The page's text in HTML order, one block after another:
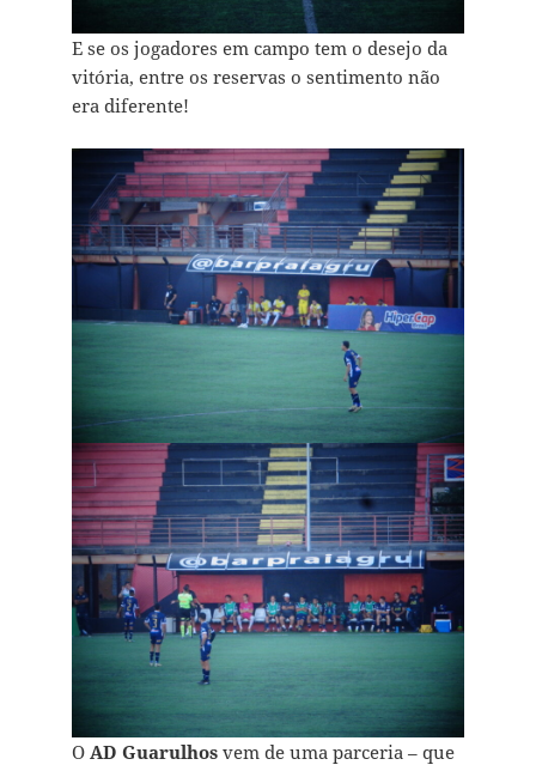
E se os jogadores em campo tem o desejo da
vitória, entre os reservas o sentimento não
era diferente!
O AD Guarulhosvem de uma parceria – que